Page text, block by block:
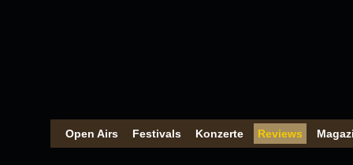
Open Airs Festivals Konzerte Reviews